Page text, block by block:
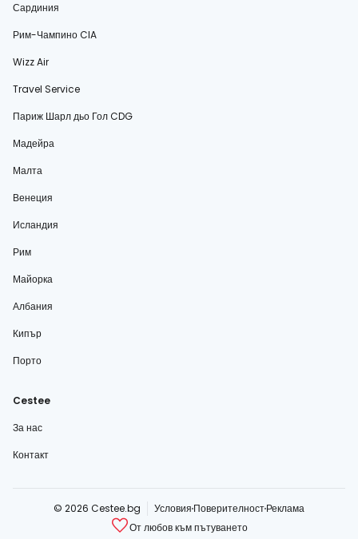
Сардиния
Рим-Чампино CIA
Wizz Air
Travel Service
Париж Шарл дьо Гол CDG
Мадейра
Малта
Венеция
Исландия
Рим
Майорка
Албания
Кипър
Порто
Cestee
За нас
Контакт
© 2026 Cestee.bg Условия ПоверителностРеклама
От любов към пътуването